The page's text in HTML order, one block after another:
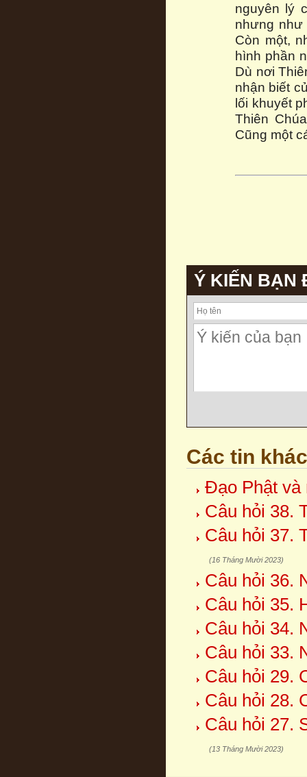
nguyên lý
nhưng
Còn một,
hình phần
Dù nơi
nhận biết
lối khuyết
Thiên
Cũng một
Ý KIẾN BẠN
Các tin khác
Đạo Phật và
Câu hỏi 38.
Câu hỏi 37.
(16 Tháng Mười 2023)
Câu hỏi 36.
Câu hỏi 35.
Câu hỏi 34.
Câu hỏi 33.
Câu hỏi 29.
Câu hỏi 28.
Câu hỏi 27.
(13 Tháng Mười 2023)